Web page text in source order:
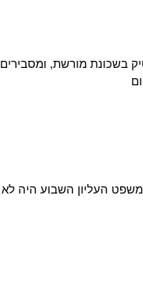
בשכונת מורשת, ומסבירים
העליון השבוע היה לא